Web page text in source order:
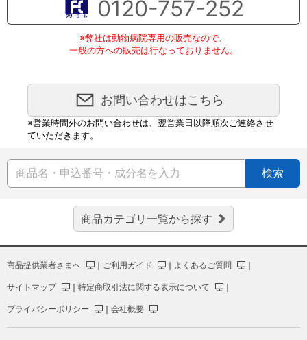
0120-757-252
※弊社は動物病院専用の販売なので、
一般の方への販売は行なっておりません。
お問い合わせはこちら
※営業時間外のお問い合わせは、翌営業日以降順次ご連絡させ
ていただきます。
検索
商品カテゴリ一覧から探す
商品提供業者さまへ ｜ ご利用ガイド ｜ よくあるご質問 ｜
サイトマップ ｜ 特定商取引法に関する表示について ｜
プライバシーポリシー ｜ 会社概要